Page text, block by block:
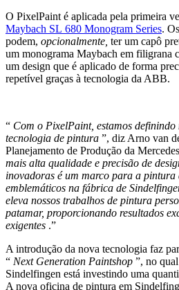
O PixelPaint é aplicada pela primeira
Maybach SL 680 Monogram Series.
podem, opcionalmente, ter um capô
um monograma Maybach em
um design que é aplicado de forma
repetível graças à tecnologia da ABB.
“ Com o PixelPaint, estamos definindo
tecnologia de pintura ”, diz Arno van
Planejamento de Produção da
mais alta qualidade e precisão de
inovadoras é um marco para a pintura
emblemáticos na fábrica de
eleva nossos trabalhos de pintura
patamar, proporcionando resultados
exigentes .”
A introdução da nova tecnologia faz
“ Next Generation Paintshop ”, no
Sindelfingen está investindo uma
A nova oficina de pintura em